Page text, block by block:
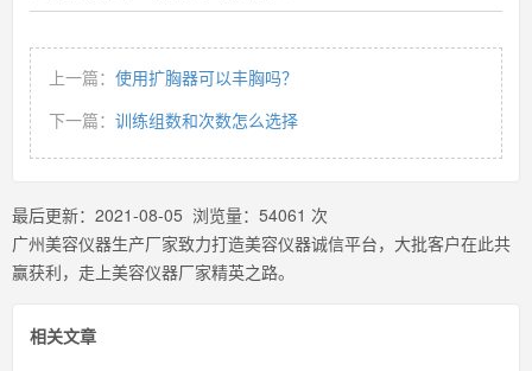
上一篇： 使用扩胸器可以丰胸吗？
下一篇： 训练组数和次数怎么选择
最后更新： 2021-08-05 浏览量： 54061 次
广州美容仪器生产厂家致力打造美容仪器诚信平台，大批客户在此共
赢获利，走上美容仪器厂家精英之路。
相关文章